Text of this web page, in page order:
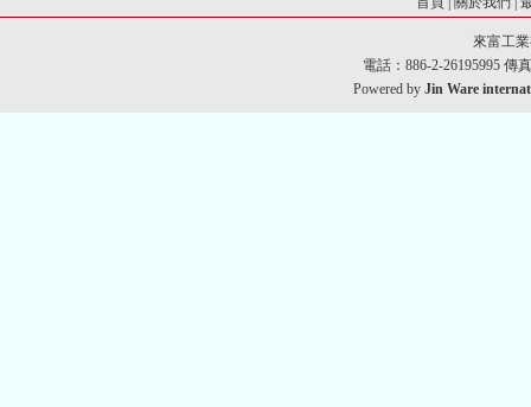
來富工
電話：886-2-26195995 傳
Powered byJin Ware